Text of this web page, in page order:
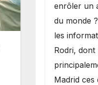
enrôler un
du monde
les
Rodri,
Madrid ces